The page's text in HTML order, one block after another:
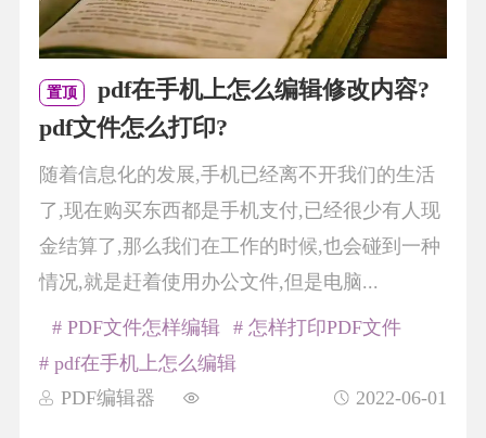
置顶
pdf在手机上怎么编辑修改内容?
pdf文件怎么打印?
随着信息化的发展,手机已经离不开我们的生活
了,现在购买东西都是手机支付,已经很少有人现
金结算了,那么我们在工作的时候,也会碰到一种
情况,就是赶着使用办公文件,但是电脑...
PDF编辑器 2022-06-01
# PDF文件怎样编辑
# 怎样打印PDF文件
# pdf在手机上怎么编辑